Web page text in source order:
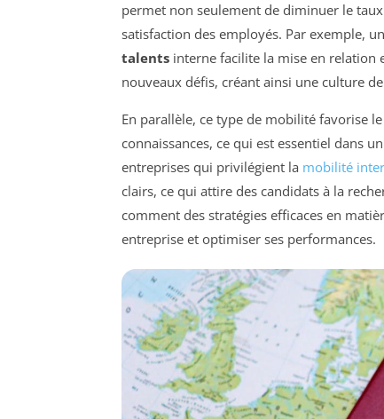
permet non seulement de diminuer le
satisfaction des employés. Par exemple,
talents interne facilite la mise en relation
nouveaux défis, créant ainsi une culture
En parallèle, ce type de mobilité favorise
connaissances, ce qui est essentiel dans
entreprises qui privilégient la mobilité
clairs, ce qui attire des candidats à la
comment des stratégies efficaces en
entreprise et optimiser ses performances.